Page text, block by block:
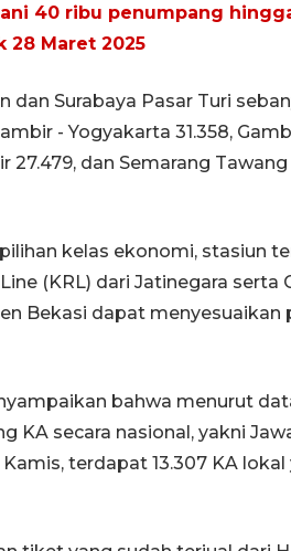
40 ribu penumpang
28 Maret 2025
dan Surabaya Pasar Turi
- Yogyakarta 31.358,
27.479, dan Semarang
kelas ekonomi, stasiun
(KRL) dari Jatinegara serta
Bekasi dapat menyesuaikan
bahwa menurut
KA secara nasional, yakni
terdapat 13.307 KA
Komisi V
12 Juni 2026 18:49